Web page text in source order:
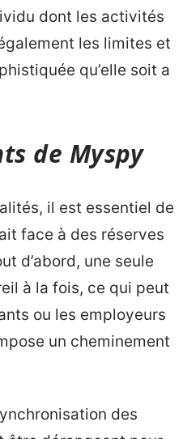
dont les activités
les limites et
qu’elle soit a
de Myspy
il est essentiel de
face à des réserves
d’abord, une seule
à la fois, ce qui peut
ou les employeurs
un cheminement
des